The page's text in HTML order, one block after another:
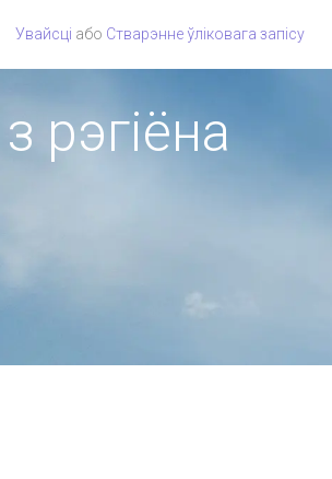
Увайсці або Стварэнне ўліковага запісу
рэгіёна